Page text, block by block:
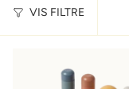
VIS FILTRE